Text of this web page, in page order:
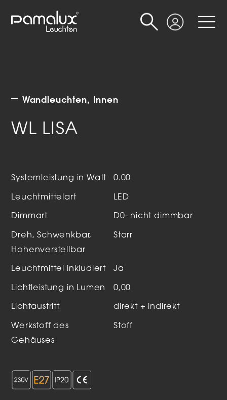
Login
Suche
Wandleuchten Innen
WL LISA
Systemleistung in Watt 0.00
Leuchtmittelart LED
Dimmart D0- nicht dimmbar
Dreh, Schwenkbar,
Hohenverstellbar
Starr
Leuchtmittel inkludiert Ja
Lichtleistung in Lumen 0,00
Lichtaustritt direkt + indirekt
Werkstoff des
Gehäuses
Stoff